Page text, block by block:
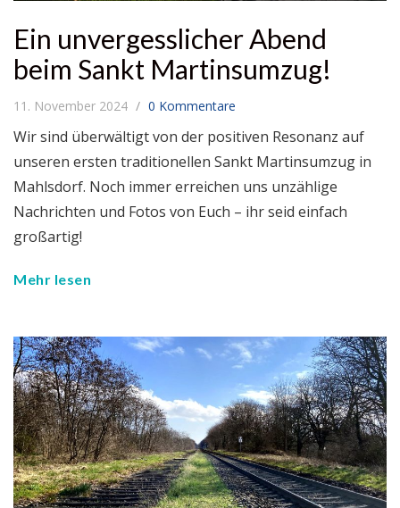
Ein unvergesslicher Abend
beim Sankt Martinsumzug!
11. November 2024 0 Kommentare
Wir sind überwältigt von der positiven Resonanz auf
unseren ersten traditionellen Sankt Martinsumzug in
Mahlsdorf. Noch immer erreichen uns unzählige
Nachrichten und Fotos von Euch – ihr seid einfach
großartig!
Mehr lesen